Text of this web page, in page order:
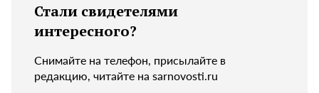
Стали свидетелями
интересного?
Снимайте на телефон, присылайте в
редакцию, читайте на sarnovosti.ru